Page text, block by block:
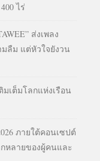
ไร่
ส่งเพลง
ลืม แต่หัวใจยังวน
มเต็มโลกแห่งเรือน
ภายใต้คอนเซปต์
กหลายของผู้คนและ